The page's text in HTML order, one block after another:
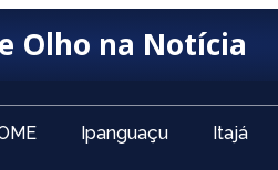
Olho na Notícia
Ipanguaçu Itajá